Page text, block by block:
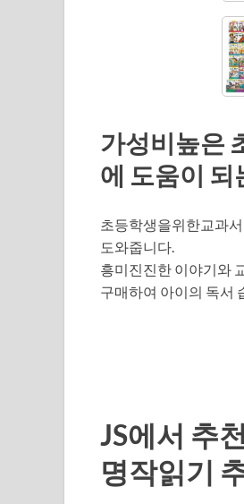
가성비높은
에 도움이 되
초등학생을위한교과
도와줍니다.
흥미진진한 이야기와
구매하여 아이의 독서
JS에서 추
명작읽기